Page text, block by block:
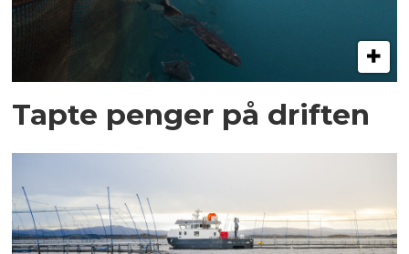
Tapte penger på driften